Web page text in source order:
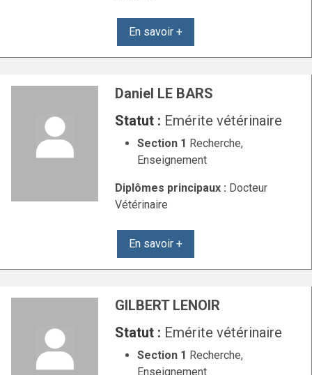
En savoir +
Daniel LE BARS
Statut : Emérite vétérinaire
Section 1 Recherche,
Enseignement
Diplômes principaux : Docteur
Vétérinaire
En savoir +
GILBERT LENOIR
Statut : Emérite vétérinaire
Section 1 Recherche,
Enseignement